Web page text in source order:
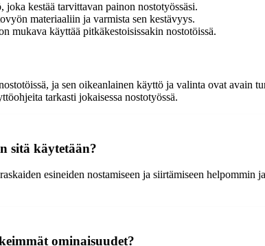
joka kestää tarvittavan painon nostotyössäsi.
materiaaliin ja varmista sen kestävyys.
mukava käyttää pitkäkestoisissakin nostotöissä.
ja sen oikeanlainen käyttö ja valinta ovat avain
tarkasti jokaisessa nostotyössä.
sitä käytetään?
esineiden nostamiseen ja siirtämiseen
ominaisuudet?